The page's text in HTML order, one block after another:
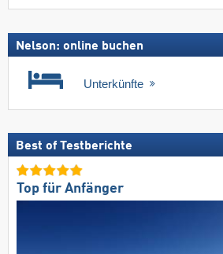
Nelson: online buchen
Unterkünfte
Best of Testberichte
Top für Anfänger